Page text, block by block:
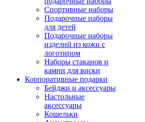
Спортивные наборы
Подарочные наборы
для детей
Подарочные наборы
изделий из кожи с
логотипом
Наборы стаканов и
камни для виски
Корпоративные подарки
Бейджи и аксессуары
Настольные
аксессуары
Кошельки